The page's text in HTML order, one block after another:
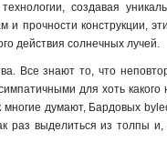
создавая
прочности конструкции,
действия солнечных лучей.
Все знают то, что
для хоть какого
думают, Бардовых
раз выделиться из толпы и,